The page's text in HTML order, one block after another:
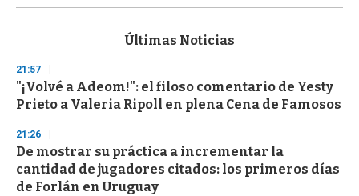
s
d
s
o
f
3
s
c
o
Últimas Noticias
21:57
"¡Volvé a Adeom!": el filoso comentario de Yesty
Prieto a Valeria Ripoll en plena Cena de Famosos
21:26
De mostrar su práctica a incrementar la
cantidad de jugadores citados: los primeros días
de Forlán en Uruguay